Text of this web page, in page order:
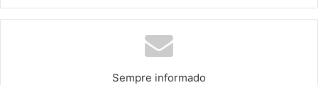
te
Sempre informado